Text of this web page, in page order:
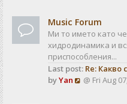
s
t
p
o
s
t
w
t
h
e
l
a
Music Forum
Ми то името като
хидродинамика и
приспособления...
Last post: Re: Какво
byYan
V@ Fri Aug